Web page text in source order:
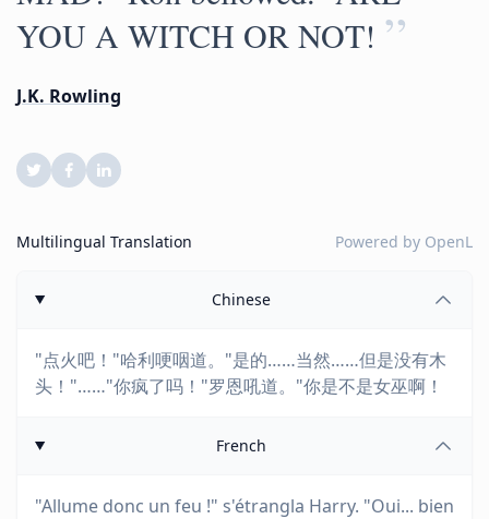
YOU A WITCH OR NOT! ”
J.K. Rowling
Multilingual Translation Powered by OpenL
Chinese
"点火吧！"哈利哽咽道。"是的……当然……但是没有木
头！"……"你疯了吗！"罗恩吼道。"你是不是女巫啊！
French
"Allume donc un feu !" s'étrangla Harry. "Oui... bien